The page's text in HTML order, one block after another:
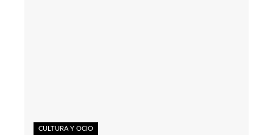
CULTURA Y OCIO